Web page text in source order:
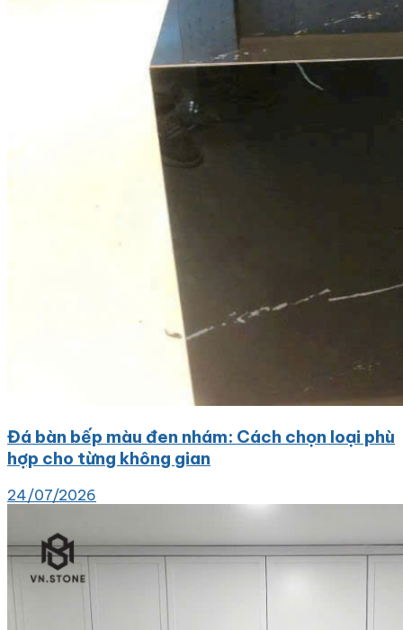
Đá bàn bếp màu đen nhám: Cách chọn loại phù
hợp cho từng không gian
24/07/2026